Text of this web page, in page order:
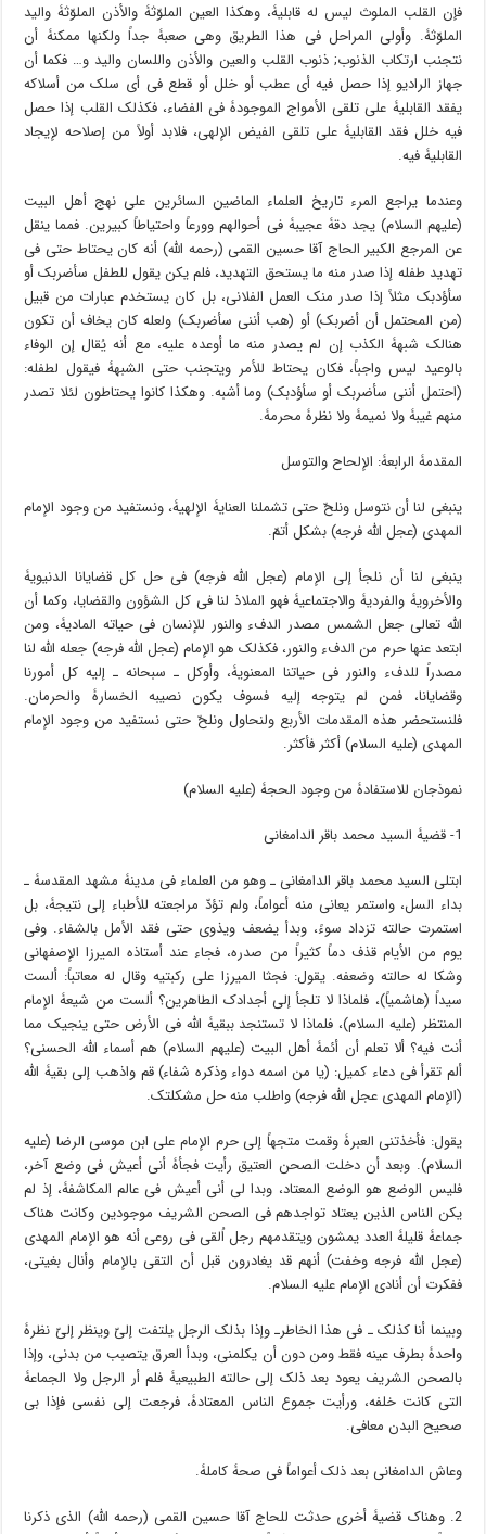
فإن القلب الملوث لیس له قابلیۀ، وهکذا العین الملوّثۀ والأذن الملوّثۀ والید
الملوّثۀ. وأولى المراحل فی هذا الطریق وهی صعبۀ جداً ولکنها ممکنۀ أن
نتجنب ارتکاب الذنوب; ذنوب القلب والعین والأذن واللسان والید و… فکما أن
جهاز الرادیو إذا حصل فیه أی عطب أو خلل أو قطع فی أی سلک من أسلاکه
یفقد القابلیۀ على تلقى الأمواج الموجودۀ فی الفضاء، فکذلک القلب إذا حصل
فیه خلل فقد القابلیۀ على تلقی الفیض الإلهی، فلابد أولاً من إصلاحه لإیجاد
القابلیۀ فیه.
وعندما یراجع المرء تاریخ العلماء الماضین السائرین على نهج أهل البیت
(علیهم السلام) یجد دقۀ عجیبۀ فی أحوالهم وورعاً واحتیاطاً کبیرین. فمما ینقل
عن المرجع الکبیر الحاج آقا حسین القمی (رحمه الله) أنه کان یحتاط حتى فی
تهدید طفله إذا صدر منه ما یستحق التهدید، فلم یکن یقول للطفل سأضربک أو
سأؤدبک مثلاً إذا صدر منک العمل الفلانی، بل کان یستخدم عبارات من قبیل
(من المحتمل أن أضربک) أو (هب أننی سأضربک) ولعله کان یخاف أن تکون
هنالک شبهۀ الکذب إن لم یصدر منه ما أوعده علیه، مع أنه یُقال إن الوفاء
بالوعید لیس واجباً، فکان یحتاط للأمر ویتجنب حتى الشبهۀ فیقول لطفله:
(احتمل أننی سأضربک أو سأؤدبک) وما أشبه. وهکذا کانوا یحتاطون لئلا تصدر
منهم غیبۀ ولا نمیمۀ ولا نظرۀ محرمۀ.
المقدمۀ الرابعۀ: الإلحاح والتوسل
ینبغی لنا أن نتوسل ونلحّ حتى تشملنا العنایۀ الإلهیۀ، ونستفید من وجود الإمام
المهدی (عجل الله فرجه) بشکل أتمّ.
ینبغی لنا أن نلجأ إلى الإمام (عجل الله فرجه) فی حل کل قضایانا الدنیویۀ
والأخرویۀ والفردیۀ والاجتماعیۀ فهو الملاذ لنا فی کل الشؤون والقضایا، وکما أن
الله تعالى جعل الشمس مصدر الدفء والنور للإنسان فی حیاته المادیۀ، ومن
ابتعد عنها حرم من الدفء والنور، فکذلک هو الإمام (عجل الله فرجه) جعله الله لنا
مصدراً للدفء والنور فی حیاتنا المعنویۀ، وأوکل ـ سبحانه ـ إلیه کل أمورنا
وقضایانا، فمن لم یتوجه إلیه فسوف یکون نصیبه الخسارۀ والحرمان.
فلنستحضر هذه المقدمات الأربع ولنحاول ونلحّ حتى نستفید من وجود الإمام
المهدی (علیه السلام) أکثر فأکثر.
نموذجان للاستفادۀ من وجود الحجۀ (علیه السلام)
1- قضیۀ السید محمد باقر الدامغانی
ابتلی السید محمد باقر الدامغانی ـ وهو من العلماء فی مدینۀ مشهد المقدسۀ ـ
بداء السل، واستمر یعانی منه أعواماً، ولم تؤدّ مراجعته للأطباء إلى نتیجۀ، بل
استمرت حالته تزداد سوءً، وبدأ یضعف ویذوی حتى فقد الأمل بالشفاء. وفی
یوم من الأیام قذف دماً کثیراً من صدره، فجاء عند أستاذه المیرزا الإصفهانی
وشکا له حالته وضعفه. یقول: فجثا المیرزا على رکبتیه وقال له معاتباً: ألست
سیداً (هاشمیاً)، فلماذا لا تلجأ إلى أجدادک الطاهرین؟ ألست من شیعۀ الإمام
المنتظر (علیه السلام)، فلماذا لا تستنجد ببقیۀ الله فی الأرض حتى ینجیک مما
أنت فیه؟ ألا تعلم أن أئمۀ أهل البیت (علیهم السلام) هم أسماء الله الحسنى؟
ألم تقرأ فی دعاء کمیل: (یا من اسمه دواء وذکره شفاء) قم واذهب إلى بقیۀ الله
(الإمام المهدی عجل الله فرجه) واطلب منه حل مشکلتک.
یقول: فأخذتنی العبرۀ وقمت متجهاً إلى حرم الإمام علی ابن موسى الرضا (علیه
السلام). وبعد أن دخلت الصحن العتیق رأیت فجأۀ أنی أعیش فی وضع آخر،
فلیس الوضع هو الوضع المعتاد، وبدا لی أنی أعیش فی عالم المکاشفۀ، إذ لم
یکن الناس الذین یعتاد تواجدهم فی الصحن الشریف موجودین وکانت هناک
جماعۀ قلیلۀ العدد یمشون ویتقدمهم رجل اُلقی فی روعی أنه هو الإمام المهدی
(عجل الله فرجه وخفت) أنهم قد یغادرون قبل أن التقی بالإمام وأنال بغیتی،
ففکرت أن أنادی الإمام علیه السلام.
وبینما أنا کذلک ـ فی هذا الخاطرـ وإذا بذلک الرجل یلتفت إلیّ وینظر إلیّ نظرۀ
واحدۀ بطرف عینه فقط ومن دون أن یکلمنی، وبدأ العرق یتصبب من بدنی، وإذا
بالصحن الشریف یعود بعد ذلک إلى حالته الطبیعیۀ فلم أر الرجل ولا الجماعۀ
التی کانت خلفه، ورأیت جموع الناس المعتادۀ، فرجعت إلى نفسی فإذا بی
صحیح البدن معافى.
وعاش الدامغانی بعد ذلک أعواماً فی صحۀ کاملۀ.
2. وهناک قضیۀ أخرى حدثت للحاج آقا حسین القمی (رحمه الله) الذی ذکرنا